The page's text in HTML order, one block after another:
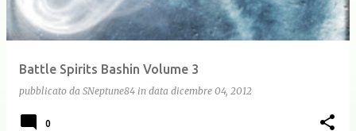
Battle Spirits Bashin Volume 3
pubblicato da SNeptune84 in data dicembre 04, 2012
0